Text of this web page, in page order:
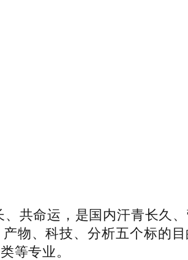
共命运，是国内汗青长久
物、科技、分析五个标的
等专业。